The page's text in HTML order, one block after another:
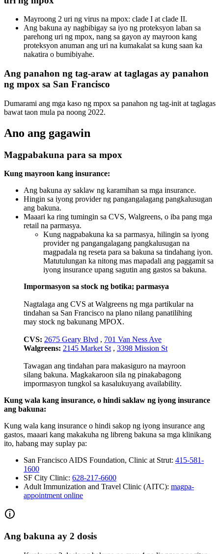
Mayroong 2 uri ng virus na mpox: clade I at clade II.
Ang bakuna ay nagbibigay sa iyo ng proteksyon laban sa
parehong uri ng mpox, nang sa gayon ay mayroon kang
proteksyon anuman ang uri na kumakalat sa kung saan ka
nakatira o bumibiyahe.
Ang panahon ng tag-araw at taglagas ay panahon
ng mpox sa San Francisco
Dumarami ang mga kaso ng mpox sa panahon ng tag-init at taglagas
bawat taon mula pa noong 2022.
Ano ang gagawin
Magpabakuna para sa mpox
Kung mayroon kang insurance:
Ang bakuna ay saklaw ng karamihan sa mga insurance.
Hingin sa iyong provider ng pangangalagang pangkalusugan
ang bakuna.
Maaari ka ring tumingin sa CVS, Walgreens, o iba pang mga
retail na parmasya.
Kung nagpabakuna ka sa parmasya, hilingin sa iyong
provider ng pangangalagang pangkalusugan na
magpadala ng reseta para sa bakuna sa tindahang iyon.
Matutulungan ka nitong mas mapadali ang paggamit sa
iyong insurance upang sagutin ang gastos sa bakuna.
Impormasyon sa stock ng botika; parmasya
Nagtalaga ang CVS at Walgreens ng mga partikular na
tindahan sa San Francisco na plano nilang panatilihing
may stock ng bakunang MPOX.
CVS: 2675 Geary Blvd , 701 Van Ness Ave
Walgreens: 2145 Market St , 3398 Mission St
Tawagan ang tindahan para makasiguro na mayroon
silang bakuna. Magkakaroon sila ng pinakabagong
impormasyon tungkol sa kasalukuyang availability.
Kung wala kang insurance, o hindi saklaw ng iyong insurance
ang bakuna:
Kung wala kang insurance o hindi sakop ng iyong insurance ang
gastos, maaari kang makakuha ng libreng bakuna sa mga klinikang
ito, habang may suplay pa:
San Francisco AIDS Foundation, Clinic at Strut: 415-581-
1600
SF City Clinic: 628-217-6600
Adult Immunization and Travel Clinic (AITC): magpa-
appointment online
Ang bakuna ay 2 dosis